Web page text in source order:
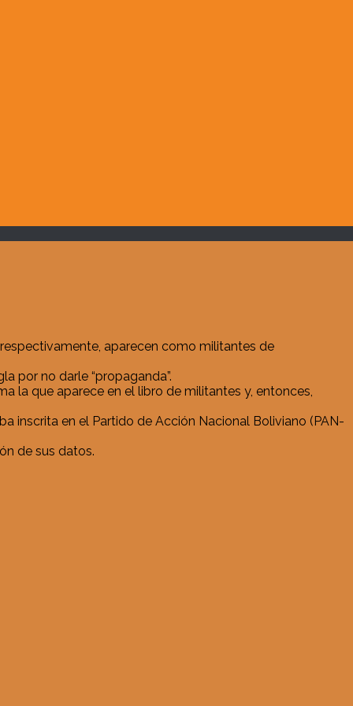
aparecen como militantes de
por no darle “propaganda”.
la que aparece en el libro de militantes y, entonces,
inscrita en el Partido de Acción Nacional Boliviano (PAN-
de sus datos.